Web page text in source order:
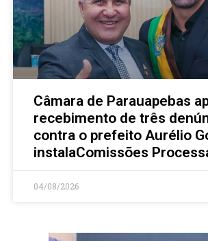
Câmara de Parauapebas
recebimento de três
contra o prefeito Aurélio
instalaComissões
04/08/2026